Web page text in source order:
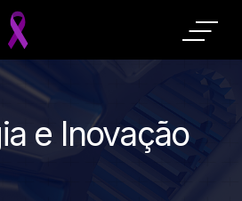
e Inovação